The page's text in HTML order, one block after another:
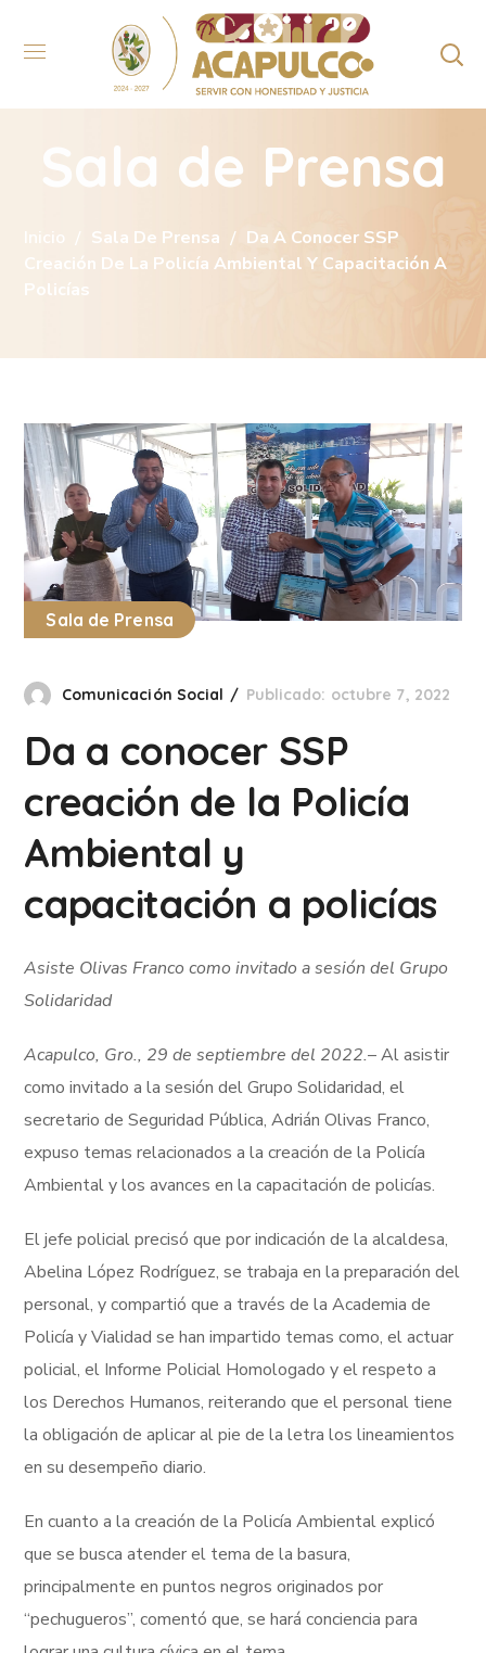
Sala de Prensa
Inicio Sala De Prensa
Da A Conocer SSP
Creación De La Policía Ambiental Y Capacitación A
Policías
Sala de Prensa
Comunicación Social Publicado: octubre 7, 2022
Da a conocer SSP
creación de la Policía
Ambiental y
capacitación a policías
Asiste Olivas Franco como invitado a sesión del Grupo
Solidaridad
Acapulco, Gro., 29 de septiembre del 2022.– Al asistir
como invitado a la sesión del Grupo Solidaridad, el
secretario de Seguridad Pública, Adrián Olivas Franco,
expuso temas relacionados a la creación de la Policía
Ambiental y los avances en la capacitación de policías.
El jefe policial precisó que por indicación de la alcaldesa,
Abelina López Rodríguez, se trabaja en la preparación del
personal, y compartió que a través de la Academia de
Policía y Vialidad se han impartido temas como, el actuar
policial, el Informe Policial Homologado y el respeto a
los Derechos Humanos, reiterando que el personal tiene
la obligación de aplicar al pie de la letra los lineamientos
en su desempeño diario.
En cuanto a la creación de la Policía Ambiental explicó
que se busca atender el tema de la basura,
principalmente en puntos negros originados por
“pechugueros”, comentó que, se hará conciencia para